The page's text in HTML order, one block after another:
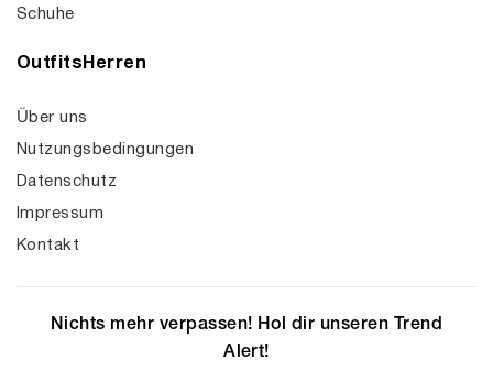
Schuhe
OutfitsHerren
Über uns
Nutzungsbedingungen
Datenschutz
Impressum
Kontakt
Nichts mehr verpassen! Hol dir unseren Trend
Alert!